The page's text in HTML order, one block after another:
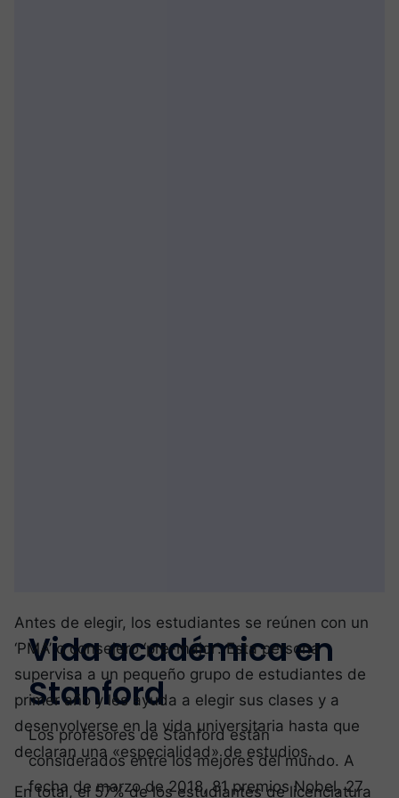
Vida académica en
Stanford
Los profesores de Stanford están
considerados entre los mejores del mundo. A
fecha de marzo de 2018, 81 premios Nobel, 27
Antes de elegir, los estudiantes se reúnen con un
‘PMA’ o consejero ‘pre-major’. Esta persona
supervisa a un pequeño grupo de estudiantes de
primer año y les ayuda a elegir sus clases y a
desenvolverse en la vida universitaria hasta que
declaran una «especialidad» de estudios.
En total, el 57% de los estudiantes de licenciatura